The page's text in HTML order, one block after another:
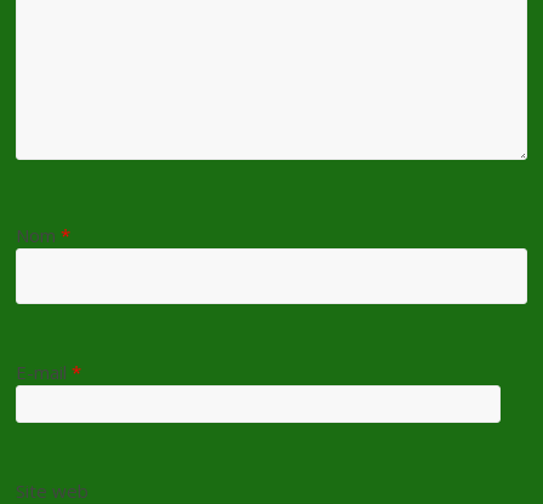
Nom*
E-mail*
Site web